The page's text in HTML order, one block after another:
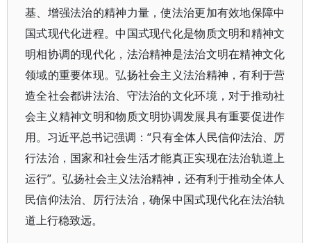
基、增强法治的精神力量，使法治更加有效地保障中
国式现代化进程。中国式现代化是物质文明和精神文
明相协调的现代化，法治精神是法治文明在精神文化
领域的重要体现。弘扬社会主义法治精神，有利于营
造全社会都讲法治、守法治的文化环境，对于推动社
会主义精神文明和物质文明协调发展具有重要促进作
用。习近平总书记强调：“只有全体人民信仰法治、厉
行法治，国家和社会生活才能真正实现在法治轨道上
运行”。弘扬社会主义法治精神，还有利于推动全体人
民信仰法治、厉行法治，确保中国式现代化在法治轨
道上行稳致远。